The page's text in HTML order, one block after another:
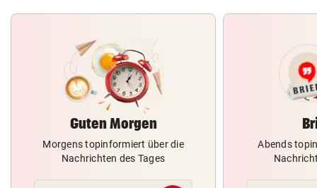
Guten Morgen
Morgens topinformiert über die
Nachrichten des Tages
Abends